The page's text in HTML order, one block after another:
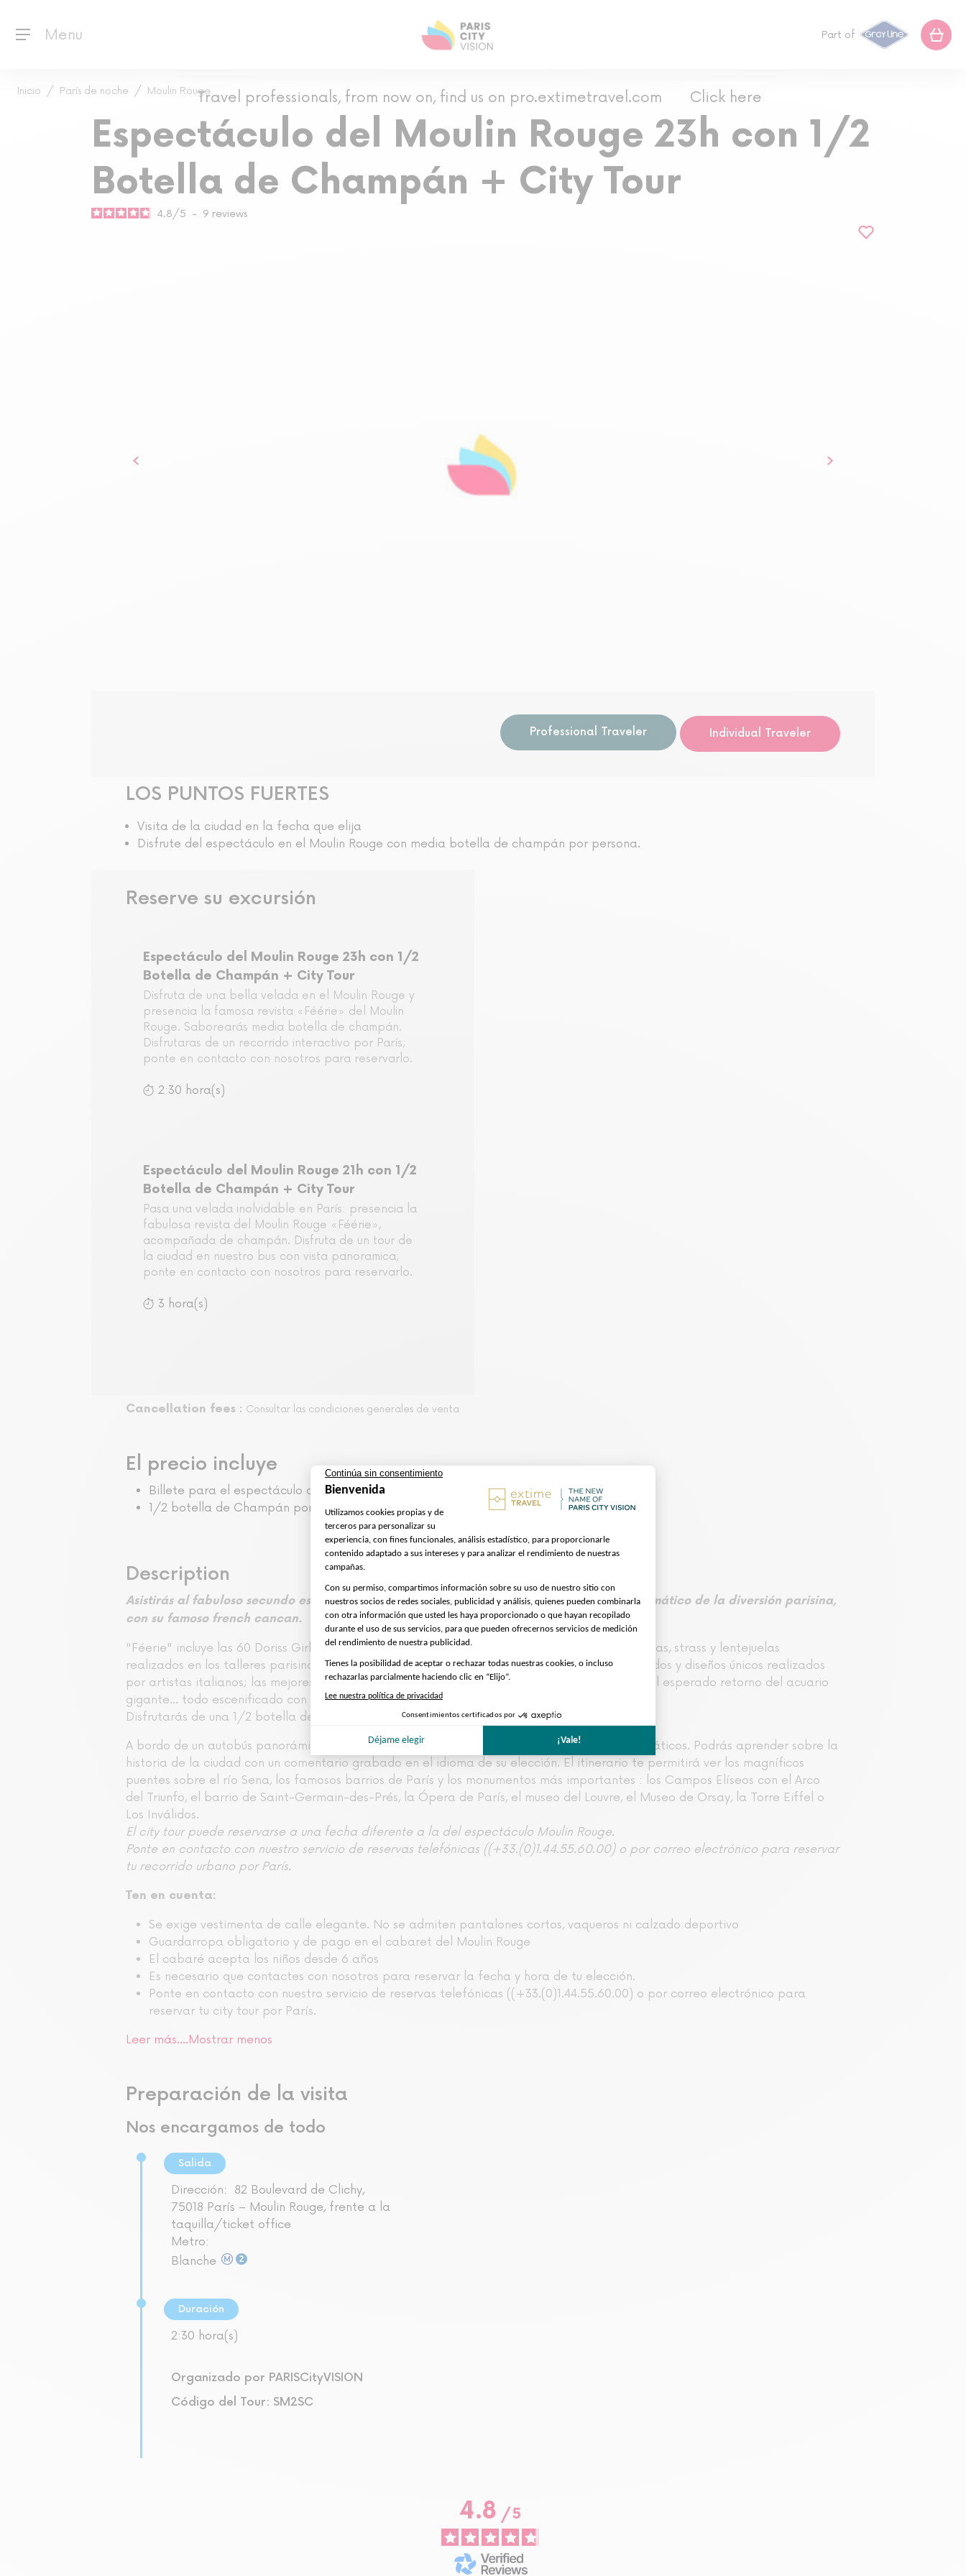
Menu Part of
Travel professionals, from now on, find us on pro.extimetravel.com Click here
Inicio París de noche Moulin Rouge
Espectáculo del Moulin Rouge 23h con 1/2
Botella de Champán + City Tour
4.8/5 - 9 reviews
Professional Traveler
Individual Traveler
LOS PUNTOS FUERTES
Visita de la ciudad en la fecha que elija
Disfrute del espectáculo en el Moulin Rouge con media botella de champán por persona.
Reserve su excursión
Espectáculo del Moulin Rouge 23h con 1/2
Botella de Champán + City Tour
Disfruta de una bella velada en el Moulin Rouge y
presencia la famosa revista «Féérie» del Moulin
Rouge. Saborearás media botella de champán.
Disfrutaras de un recorrido interactivo por París;
ponte en contacto con nosotros para reservarlo.
2:30 hora(s)
Espectáculo del Moulin Rouge 21h con 1/2
Botella de Champán + City Tour
Pasa una velada inolvidable en París: presencia la
fabulosa revista del Moulin Rouge «Féérie»,
acompañada de champán. Disfruta de un tour de
la ciudad en nuestro bus con vista panoramica;
ponte en contacto con nosotros para reservarlo.
3 hora(s)
Cancellation fees : Consultar las condiciones generales de venta
El precio incluye
Billete para el espectáculo del Moulin Rouge,City Tour
1/2 botella de Champán por persona
Description
Asistirás al fabuloso secundo espectáculo "Féerie" del Moulin Rouge en este lugar emblemático de la diversión parisina,
con su famoso french cancan.
"Féerie" incluye las 60 Doriss Girls, chicas provenientes de todo el mundo; 1.000 trajes de plumas, strass y lentejuelas
realizados en los talleres parisinos más famosos; suntuosos decorados con colores atornasolados y diseños únicos realizados
por artistas italianos; las mejores atracciones internacionales con números excepcionales; y el esperado retorno del acuario
gigante... todo escenificado con música original en el que intervienen 80 músicos y 60 coristas.
Disfrutarás de una 1/2 botella de Champán durante el show.
A bordo de un autobús panorámico de París, visitarás París a través los sitios los más emblemáticos. Podrás aprender sobre la
historia de la ciudad con un comentario grabado en el idioma de su elección. El itinerario te permitirá ver los magníficos
puentes sobre el río Sena, los famosos barrios de París y los monumentos más importantes : los Campos Elíseos con el Arco
del Triunfo, el barrio de Saint-Germain-des-Prés, la Ópera de París, el museo del Louvre, el Museo de Orsay, la Torre Eiffel o
Los Inválidos.
El city tour puede reservarse a una fecha diferente a la del espectáculo Moulin Rouge.
Ponte en contacto con nuestro servicio de reservas telefónicas ((+33.(0)1.44.55.60.00) o por correo electrónico para reservar
tu recorrido urbano por París.
Ten en cuenta:
Se exige vestimenta de calle elegante. No se admiten pantalones cortos, vaqueros ni calzado deportivo
Guardarropa obligatorio y de pago en el cabaret del Moulin Rouge
El cabaré acepta los niños desde 6 años
Es necesario que contactes con nosotros para reservar la fecha y hora de tu elección.
Ponte en contacto con nuestro servicio de reservas telefónicas ((+33.(0)1.44.55.60.00) o por correo electrónico para
reservar tu city tour por París.
Leer más....Mostrar menos
Preparación de la visita
Nos encargamos de todo
Salida
Dirección:
82 Boulevard de Clichy,
75018 París – Moulin Rouge, frente a la
taquilla/ticket office
Metro:
Blanche
Duración
2:30 hora(s)
Organizado por PARISCityVISION
Código del Tour: SM2SC
4.8 / 5